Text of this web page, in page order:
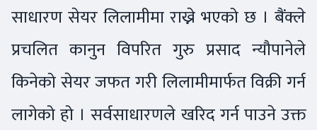
साधारण सेयर लिलामीमा राख्ने भएको छ । बैंक्ले
प्रचलित कानुन विपरित गुरु प्रसाद न्यौपानेले
किनेको सेयर जफत गरी लिलामीमार्फत विक्री गर्न
लागेको हो । सर्वसाधारणले खरिद गर्न पाउने उक्त